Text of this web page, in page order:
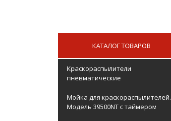
КАТАЛОГ ТОВАРОВ
Краскораспылители
пневматические
Мойка для краскораспылителей.
Модель 39500NT с таймером